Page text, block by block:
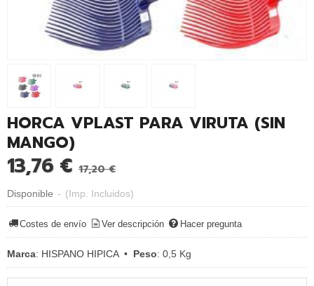
HORCA VPLAST PARA VIRUTA (SIN
MANGO)
13,76 € 17,20 €
Disponible - (Imp. Incluidos)
Costes de envío Ver descripción Hacer pregunta
Marca: HISPANO HIPICA• Peso: 0,5 Kg